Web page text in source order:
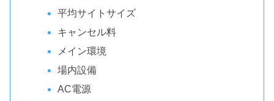
平均サイトサイズ
キャンセル料
メイン環境
場内設備
AC電源